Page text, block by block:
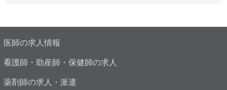
医師の求人情報
看護師・助産師・保健師の求人
薬剤師の求人・派遣